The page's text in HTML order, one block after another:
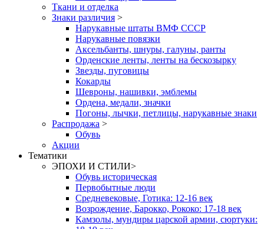
Ткани и отделка
Знаки различия >
Нарукавные штаты ВМФ СССР
Нарукавные повязки
Аксельбанты, шнуры, галуны, ранты
Орденские ленты, ленты на бескозырку
Звезды, пуговицы
Кокарды
Шевроны, нашивки, эмблемы
Ордена, медали, значки
Погоны, лычки, петлицы, нарукавные знаки
Распродажа >
Обувь
Акции
Тематики
ЭПОХИ И СТИЛИ>
Обувь историческая
Первобытные люди
Средневековые, Готика: 12-16 век
Возрождение, Барокко, Рококо: 17-18 век
Камзолы, мундиры царской армии, сюртуки: